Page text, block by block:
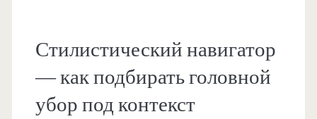
Стилистический навигатор
— как подбирать головной
убор под контекст